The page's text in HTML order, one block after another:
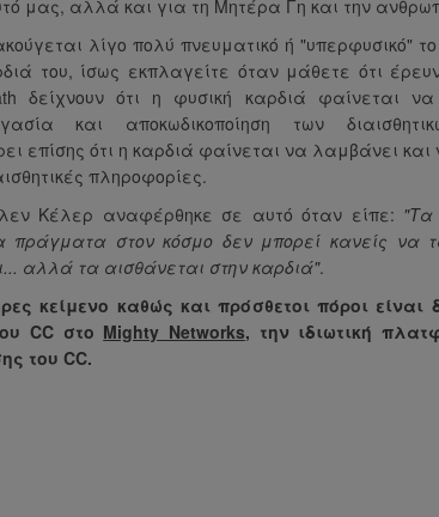
μας, αλλά και για τη Μητέρα Γη και την
λίγο πολύ πνευματικό ή "υπερφυσικό"
του, ίσως εκπλαγείτε όταν μάθετε ότι
δείχνουν ότι η φυσική καρδιά φαίνεται
και αποκωδικοποίηση των
επίσης ότι η καρδιά φαίνεται να λαμβάνει και
πληροφορίες.
Κέλερ αναφέρθηκε σε αυτό όταν είπε: "Τα
πράγματα στον κόσμο δεν μπορεί κανείς να
αλλά τα αισθάνεται στην καρδιά".
κείμενο καθώς και πρόσθετοι πόροι είναι
CC στο Mighty Networks, την ιδιωτική
του CC.